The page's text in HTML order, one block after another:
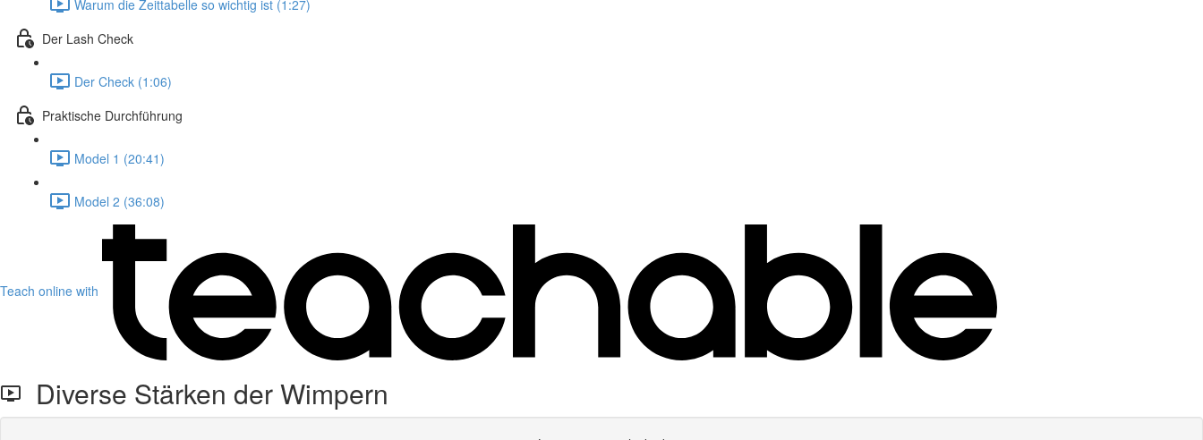
Warum die Zeittabelle so wichtig ist (1:27)
Der Lash Check
Der Check (1:06)
Praktische Durchführung
Model 1 (20:41)
Model 2 (36:08)
Teach online with
Diverse Stärken der Wimpern